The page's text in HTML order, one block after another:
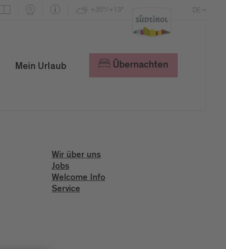
+35°/+13° DE
Mein Urlaub Übernachten
Wir über uns
Jobs
Welcome Info
Service